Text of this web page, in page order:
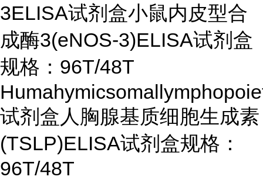
3ELISA试剂盒小鼠内皮型合
成酶3(eNOS-3)ELISA试剂盒
规格：96T/48T
试剂盒人胸腺基质细胞生成素
(TSLP)ELISA试剂盒规格：
96T/48T